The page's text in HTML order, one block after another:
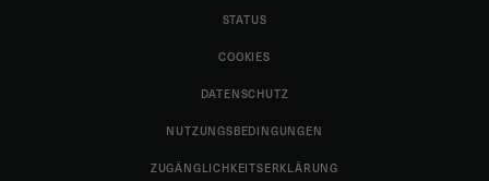
STATUS
COOKIES
DATENSCHUTZ
NUTZUNGSBEDINGUNGEN
ZUGÄNGLICHKEITSERKLÄRUNG